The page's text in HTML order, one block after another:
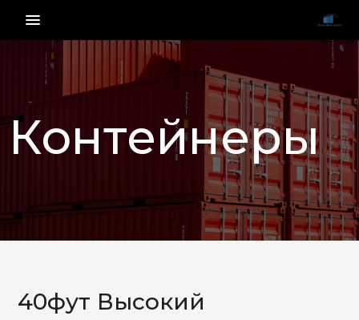
menu_vert
Контейнеры
НАЗАД ВПЕРЕД
40фут Высокий